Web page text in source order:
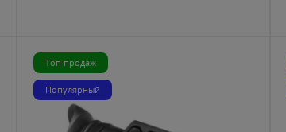
Топ продаж
Популярный